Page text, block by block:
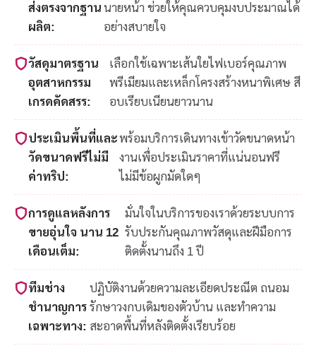
ส่งตรงจากฐาน
ผลิต:
นายหน้า ช่วยให้คุณควบคุมงบประมาณได้
อย่างสบายใจ
วัสดุมาตรฐาน
อุตสาหกรรม
เกรดคัดสรร:
เลือกใช้เฉพาะเส้นใยไฟเบอร์คุณภาพ
พรีเมียมและเหล็กโครงสร้างหนาพิเศษ สี
อบเรียบเนียนยาวนาน
ประเมินพื้นที่และ
วัดขนาดฟรีไม่มี
ค่าทริป:
พร้อมบริการเดินทางเข้าวัดขนาดหน้า
งานเพื่อประเมินราคาที่แน่นอนฟรี
ไม่มีข้อผูกมัดใดๆ
การดูแลหลังการ
ขายอุ่นใจ นาน 12
เดือนเต็ม:
มั่นใจในบริการของเราด้วยระบบการ
รับประกันคุณภาพวัสดุและฝีมือการ
ติดตั้งนานถึง 1 ปี
ทีมช่าง
ชำนาญการ
เฉพาะทาง:
ปฏิบัติงานด้วยความละเอียดประณีต ถนอม
รักษาวงกบเดิมของตัวบ้าน และทำความ
สะอาดพื้นที่หลังติดตั้งเรียบร้อย